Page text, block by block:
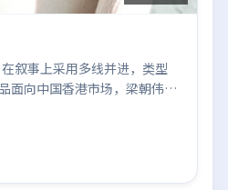
叙事上采用多线并进，类型
面向中国香港市场，梁朝伟、
关键反转，结尾留白引发讨